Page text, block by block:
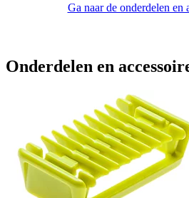
Ga naar de onderdelen en
Onderdelen en